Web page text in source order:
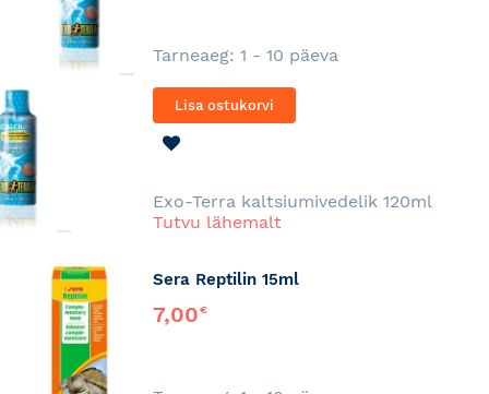
Tarneaeg: 1 - 10 päeva
Lisa ostukorvi
Exo-Terra kaltsiumivedelik 120ml
Tutvu lähemalt
Sera Reptilin 15ml
7,00€